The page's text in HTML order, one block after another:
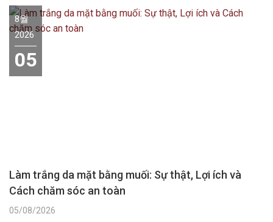
8월
2026
05
Làm trắng da mặt bằng muối: Sự thật, Lợi ích và
Cách chăm sóc an toàn
05/08/2026